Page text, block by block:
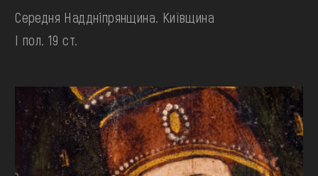
Середня Наддніпрянщина. Київщина
І пол. 19 ст.